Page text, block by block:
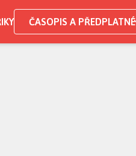
ČASOPIS A PŘEDPLATNÉ